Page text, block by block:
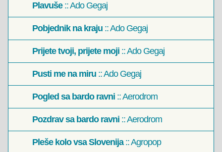
Plavuše:: Ado Gegaj
Pobjednik na kraju :: Ado Gegaj
Prijete tvoji, prijete moji :: Ado Gegaj
Pusti me na miru :: Ado Gegaj
Pogled sa bardo ravni :: Aerodrom
Pozdrav sa bardo ravni :: Aerodrom
Pleše kolo vsa Slovenija:: Agropop